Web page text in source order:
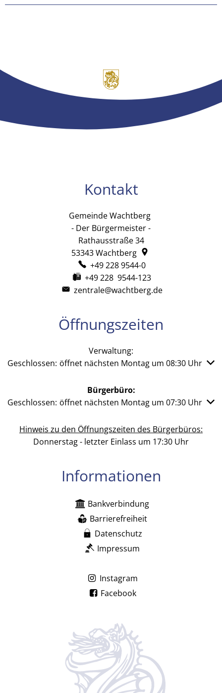
Kontakt
Gemeinde Wachtberg
- Der Bürgermeister -
Rathausstraße 34
53343Wachtberg
+49 228 9544-0
+49 228 9544-123
zentrale@wachtberg.de
Öffnungszeiten
Verwaltung:
Klicken, um weitere Öffnungs- oder Schließzeiten
Geschlossen: öffnet nächsten Montag um 08:30 Uhr
Bürgerbüro:
Klicken, um weitere Öffnungs- oder Schließzeiten
Geschlossen: öffnet nächsten Montag um 07:30 Uhr
Hinweis zu den Öffnungszeiten des Bürgerbüros:
Donnerstag - letzter Einlass um 17:30 Uhr
Informationen
Bankverbindung
Barrierefreiheit
Datenschutz
Impressum
Instagram
Facebook